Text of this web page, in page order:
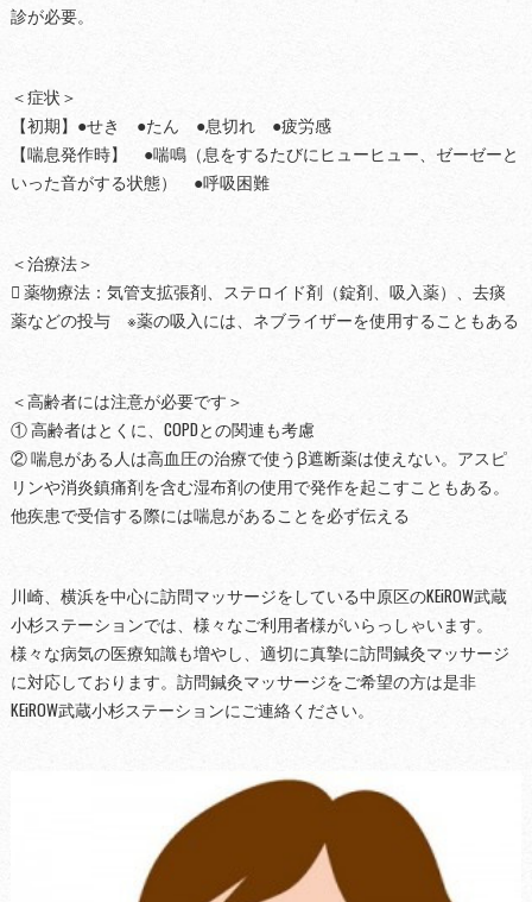
診が必要。
＜症状＞
【初期】●せき ●たん ●息切れ ●疲労感
【喘息発作時】 ●喘鳴（息をするたびにヒューヒュー、ゼーゼーと
いった音がする状態） ●呼吸困難
＜治療法＞
 薬物療法：気管支拡張剤、ステロイド剤（錠剤、吸入薬）、去痰
薬などの投与 ※薬の吸入には、ネブライザーを使用することもある
＜高齢者には注意が必要です＞
① 高齢者はとくに、COPDとの関連も考慮
② 喘息がある人は高血圧の治療で使うβ遮断薬は使えない。アスピ
リンや消炎鎮痛剤を含む湿布剤の使用で発作を起こすこともある。
他疾患で受信する際には喘息があることを必ず伝える
川崎、横浜を中心に訪問マッサージをしている中原区のKEiROW武蔵
小杉ステーションでは、様々なご利用者様がいらっしゃいます。
様々な病気の医療知識も増やし、適切に真摯に訪問鍼灸マッサージ
に対応しております。訪問鍼灸マッサージをご希望の方は是非
KEiROW武蔵小杉ステーションにご連絡ください。